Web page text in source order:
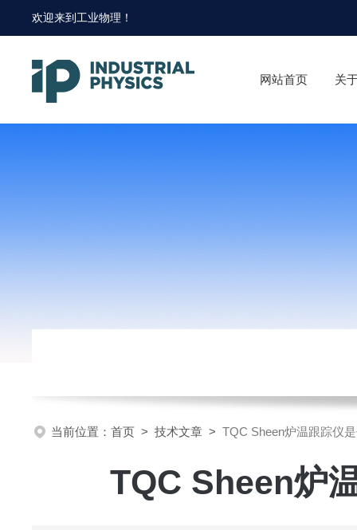
欢迎来到 工业物理 ！
网站首页 关
当前位置： 首页 > 技术文章 > TQC Sheen炉温跟踪仪
TQC Sheen炉